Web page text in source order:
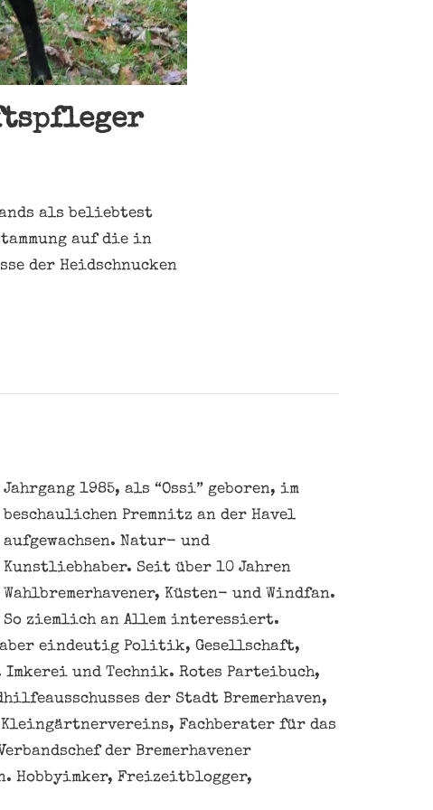
als beliebtest
auf die in
der Heidschnucken
Jahrgang 1985, als “Ossi” geboren, im
beschaulichen Premnitz an der Havel
aufgewachsen. Natur- und
Kunstliebhaber. Seit über 10 Jahren
Wahlbremerhavener, Küsten- und Windfan.
So ziemlich an Allem interessiert.
aber eindeutig Politik, Gesellschaft,
Imkerei und Technik. Rotes Parteibuch,
der Stadt Bremerhaven,
Fachberater für das
der Bremerhavener
Hobbyimker, Freizeitblogger,